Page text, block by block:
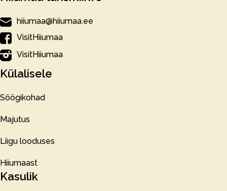
hiiumaa@hiiumaa.ee
VisitHiiumaa
VisitHiiumaa
Külalisele
Söögikohad
Majutus
Liigu looduses
Hiiumaast
Kasulik